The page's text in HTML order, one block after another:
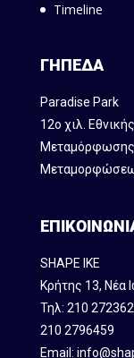
Timeline
ΓΗΠΕΔΑ
Paradise Park
12ο χιλ.
SHAPE IKE
Κρήτης 13, Νέα
Τηλ: 210
210 2796459
Email: